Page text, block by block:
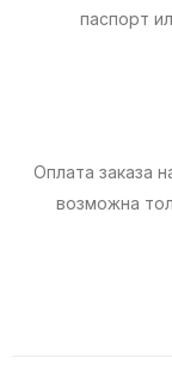
паспорт
Оплата заказа
возможна